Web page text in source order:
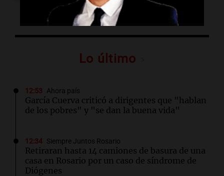
Lo último
12:53 Ahora país
García Cuerva criticó a dirigentes que "hablan
de los pobres" y "se dan la buena vida"
12:34 Siempre Juntos Rosario
Retiraran hasta 14 camiones de basura de una
casa en Rosario por un caso de síndrome de
Diógenes